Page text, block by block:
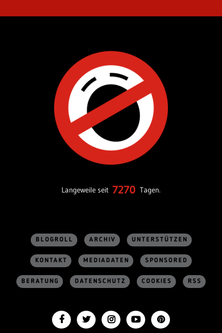
Langeweile seit 7270 Tagen.
BLOGROLL ARCHIV UNTERSTÜTZEN
KONTAKT MEDIADATEN SPONSORED
BERATUNG DATENSCHUTZ COOKIES RSS